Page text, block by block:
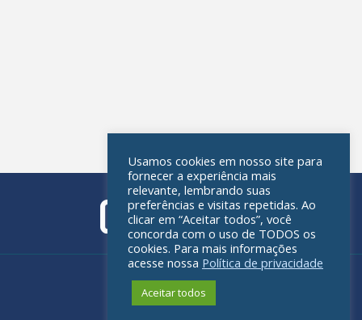
Política de privacidade
Usamos cookies em nosso site para
fornecer a experiência mais
relevante, lembrando suas
preferências e visitas repetidas. Ao
clicar em “Aceitar todos”, você
concorda com o uso de TODOS os
cookies. Para mais informações
acesse nossa Política de privacidade
Aceitar todos